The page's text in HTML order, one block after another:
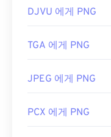
DJVU 에게 PNG
TGA 에게 PNG
JPEG 에게 PNG
PCX 에게 PNG